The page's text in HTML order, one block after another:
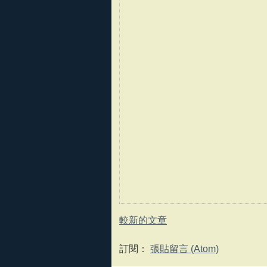
較新的文章
訂閱： 張貼留言 (Atom)